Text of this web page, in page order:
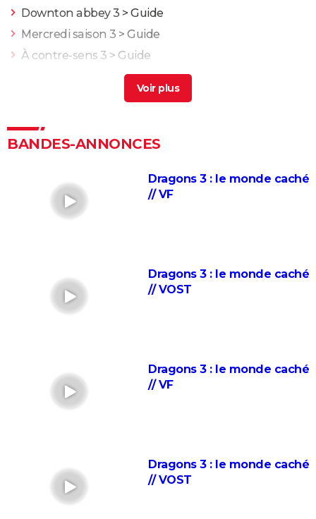
Downton abbey 3 > Guide
Mercredi saison 3 > Guide
À contre-sens 3 > Guide
House of the dragon saison 3> Guide
Zootopie 2 : à partir de quel âge voir le film Disney de
Super Mario Bros, le film : ce n'est pas le premier film
Le garçon et le héron : synopsis, casting, séances,
streaming... Tout sur le film Hayao Miyazaki
Toy Story 5 : Pixar signe une jolie ode à l'imagination
des enfants, notre critique
"Spider-Man : Across the Spiderverse" : séances,
scène qui révèle le secret de Riley, ne partez pas
avant la fin !
Élémentaire : deux acteurs français très connus font
Des minions et des monstres : à partir de quel âge
votre enfant peut-il voir le film ?
BANDES-ANNONCES
Dragons 3 : le monde caché
// VF
Dragons 3 : le monde caché
// VOST
Dragons 3 : le monde caché
// VF
Dragons 3 : le monde caché
// VOST